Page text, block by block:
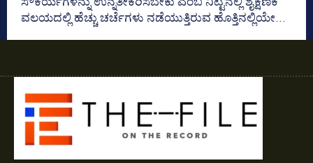
ವಲಯದಲ್ಲಿ ಹೆಚ್ಚು ಚರ್ಚೆಗಳು ನಡೆಯುತ್ತಿರುವ ಹೊತ್ತಿನಲ್ಲಿಯೇ...